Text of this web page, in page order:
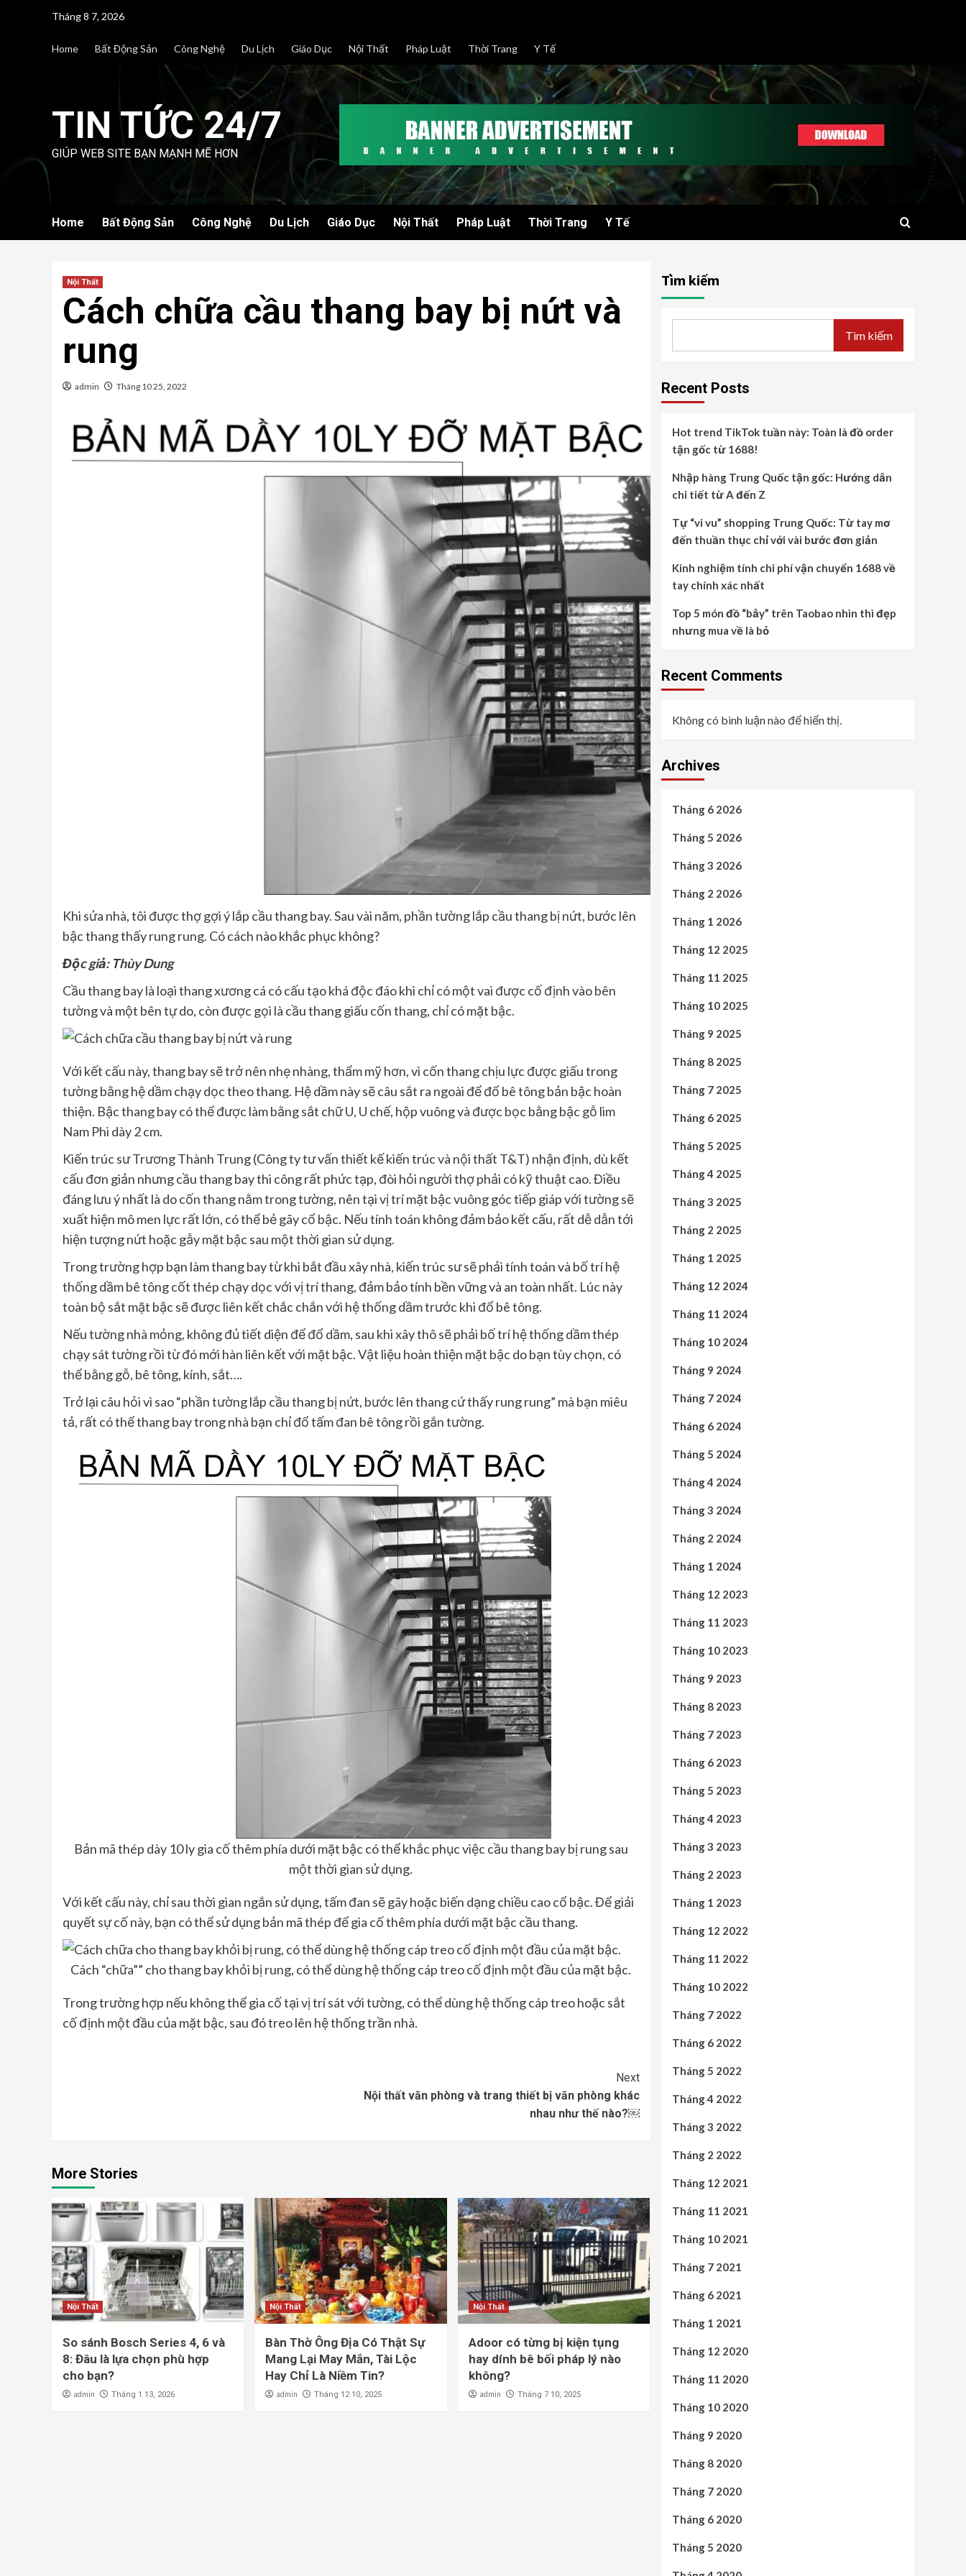
Tháng 8 7, 2026
Home Bất Động Sản Công Nghệ Du Lịch Giáo Dục Nội Thất Pháp Luật Thời Trang Y Tế
TIN TỨC 24/7
GIÚP WEB SITE BẠN MẠNH MẼ HƠN
Home Bất Động Sản Công Nghệ Du Lịch Giáo Dục Nội Thất Pháp Luật Thời Trang Y Tế
Nội Thất
Cách chữa cầu thang bay bị nứt và
rung
admin Tháng 10 25, 2022
Khi sửa nhà, tôi được thợ gợi ý lắp cầu thang bay. Sau vài năm, phần tường lắp cầu thang bị nứt, bước lên
bậc thang thấy rung rung. Có cách nào khắc phục không?
Độc giả: Thùy Dung
Cầu thang bay là loại thang xương cá có cấu tạo khá độc đáo khi chỉ có một vai được cố định vào bên
tường và một bên tự do, còn được gọi là cầu thang giấu cốn thang, chỉ có mặt bậc.
Với kết cấu này, thang bay sẽ trở nên nhẹ nhàng, thẩm mỹ hơn, vì cốn thang chịu lực được giấu trong
tường bằng hệ dầm chạy dọc theo thang. Hệ dầm này sẽ câu sắt ra ngoài để đổ bê tông bản bậc hoàn
thiện. Bậc thang bay có thể được làm bằng sắt chữ U, U chế, hộp vuông và được bọc bằng bậc gỗ lim
Nam Phi dày 2 cm.
Kiến trúc sư Trương Thành Trung (Công ty tư vấn thiết kế kiến trúc và nội thất T&T) nhận định, dù kết
cấu đơn giản nhưng cầu thang bay thi công rất phức tạp, đòi hỏi người thợ phải có kỹ thuật cao. Điều
đáng lưu ý nhất là do cốn thang nằm trong tường, nên tại vị trí mặt bậc vuông góc tiếp giáp với tường sẽ
xuất hiện mô men lực rất lớn, có thể bẻ gãy cổ bậc. Nếu tính toán không đảm bảo kết cấu, rất dễ dẫn tới
hiện tượng nứt hoặc gẫy mặt bậc sau một thời gian sử dụng.
Trong trường hợp bạn làm thang bay từ khi bắt đầu xây nhà, kiến trúc sư sẽ phải tính toán và bố trí hệ
thống dầm bê tông cốt thép chạy dọc với vị trí thang, đảm bảo tính bền vững và an toàn nhất. Lúc này
toàn bộ sắt mặt bậc sẽ được liên kết chắc chắn với hệ thống dầm trước khi đổ bê tông.
Nếu tường nhà mỏng, không đủ tiết diện để đổ dầm, sau khi xây thô sẽ phải bố trí hệ thống dầm thép
chạy sát tường rồi từ đó mới hàn liên kết với mặt bậc. Vật liệu hoàn thiện mặt bậc do bạn tùy chọn, có
thể bằng gỗ, bê tông, kính, sắt….
Trở lại câu hỏi vì sao “phần tường lắp cầu thang bị nứt, bước lên thang cứ thấy rung rung” mà bạn miêu
tả, rất có thể thang bay trong nhà bạn chỉ đổ tấm đan bê tông rồi gắn tường.
Bản mã thép dày 10 ly gia cố thêm phía dưới mặt bậc có thể khắc phục việc cầu thang bay bị rung sau
một thời gian sử dụng.
Với kết cấu này, chỉ sau thời gian ngắn sử dụng, tấm đan sẽ gãy hoặc biến dạng chiều cao cổ bậc. Để giải
quyết sự cố này, bạn có thể sử dụng bản mã thép để gia cố thêm phía dưới mặt bậc cầu thang.
Cách “chữa”” cho thang bay khỏi bị rung, có thể dùng hệ thống cáp treo cố định một đầu của mặt bậc.
Trong trường hợp nếu không thể gia cố tại vị trí sát với tường, có thể dùng hệ thống cáp treo hoặc sắt
cố định một đầu của mặt bậc, sau đó treo lên hệ thống trần nhà.
Next
Nội thất văn phòng và trang thiết bị văn phòng khác
nhau như thế nào?￼
More Stories
Nội Thất
So sánh Bosch Series 4, 6 và
8: Đâu là lựa chọn phù hợp
cho bạn?
admin Tháng 1 13, 2026
Nội Thất
Bàn Thờ Ông Địa Có Thật Sự
Mang Lại May Mắn, Tài Lộc
Hay Chỉ Là Niềm Tin?
admin Tháng 12 10, 2025
Nội Thất
Adoor có từng bị kiện tụng
hay dính bê bối pháp lý nào
không?
admin Tháng 7 10, 2025
Tìm kiếm
Tìm kiếm
Recent Posts
Hot trend TikTok tuần này: Toàn là đồ order
tận gốc từ 1688!
Nhập hàng Trung Quốc tận gốc: Hướng dẫn
chi tiết từ A đến Z
Tự “vi vu” shopping Trung Quốc: Từ tay mơ
đến thuần thục chỉ với vài bước đơn giản
Kinh nghiệm tính chi phí vận chuyển 1688 về
tay chính xác nhất
Top 5 món đồ “bẫy” trên Taobao nhìn thì đẹp
nhưng mua về là bỏ
Recent Comments
Không có bình luận nào để hiển thị.
Archives
Tháng 6 2026
Tháng 5 2026
Tháng 3 2026
Tháng 2 2026
Tháng 1 2026
Tháng 12 2025
Tháng 11 2025
Tháng 10 2025
Tháng 9 2025
Tháng 8 2025
Tháng 7 2025
Tháng 6 2025
Tháng 5 2025
Tháng 4 2025
Tháng 3 2025
Tháng 2 2025
Tháng 1 2025
Tháng 12 2024
Tháng 11 2024
Tháng 10 2024
Tháng 9 2024
Tháng 7 2024
Tháng 6 2024
Tháng 5 2024
Tháng 4 2024
Tháng 3 2024
Tháng 2 2024
Tháng 1 2024
Tháng 12 2023
Tháng 11 2023
Tháng 10 2023
Tháng 9 2023
Tháng 8 2023
Tháng 7 2023
Tháng 6 2023
Tháng 5 2023
Tháng 4 2023
Tháng 3 2023
Tháng 2 2023
Tháng 1 2023
Tháng 12 2022
Tháng 11 2022
Tháng 10 2022
Tháng 7 2022
Tháng 6 2022
Tháng 5 2022
Tháng 4 2022
Tháng 3 2022
Tháng 2 2022
Tháng 12 2021
Tháng 11 2021
Tháng 10 2021
Tháng 7 2021
Tháng 6 2021
Tháng 1 2021
Tháng 12 2020
Tháng 11 2020
Tháng 10 2020
Tháng 9 2020
Tháng 8 2020
Tháng 7 2020
Tháng 6 2020
Tháng 5 2020